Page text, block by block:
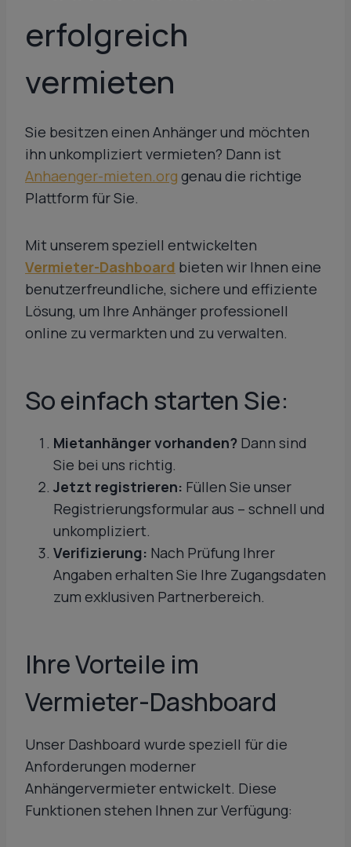
erfolgreich
vermieten
Sie besitzen einen Anhänger und möchten
ihn unkompliziert vermieten? Dann ist
Anhaenger-mieten.org genau die richtige
Plattform für Sie.
Mit unserem speziell entwickelten
Vermieter-Dashboard bieten wir Ihnen eine
benutzerfreundliche, sichere und effiziente
Lösung, um Ihre Anhänger professionell
online zu vermarkten und zu verwalten.
So einfach starten Sie:
Mietanhänger vorhanden? Dann sind
Sie bei uns richtig.
Jetzt registrieren: Füllen Sie unser
Registrierungsformular aus – schnell und
unkompliziert.
Verifizierung: Nach Prüfung Ihrer
Angaben erhalten Sie Ihre Zugangsdaten
zum exklusiven Partnerbereich.
Ihre Vorteile im
Vermieter-Dashboard
Unser Dashboard wurde speziell für die
Anforderungen moderner
Anhängervermieter entwickelt. Diese
Funktionen stehen Ihnen zur Verfügung: